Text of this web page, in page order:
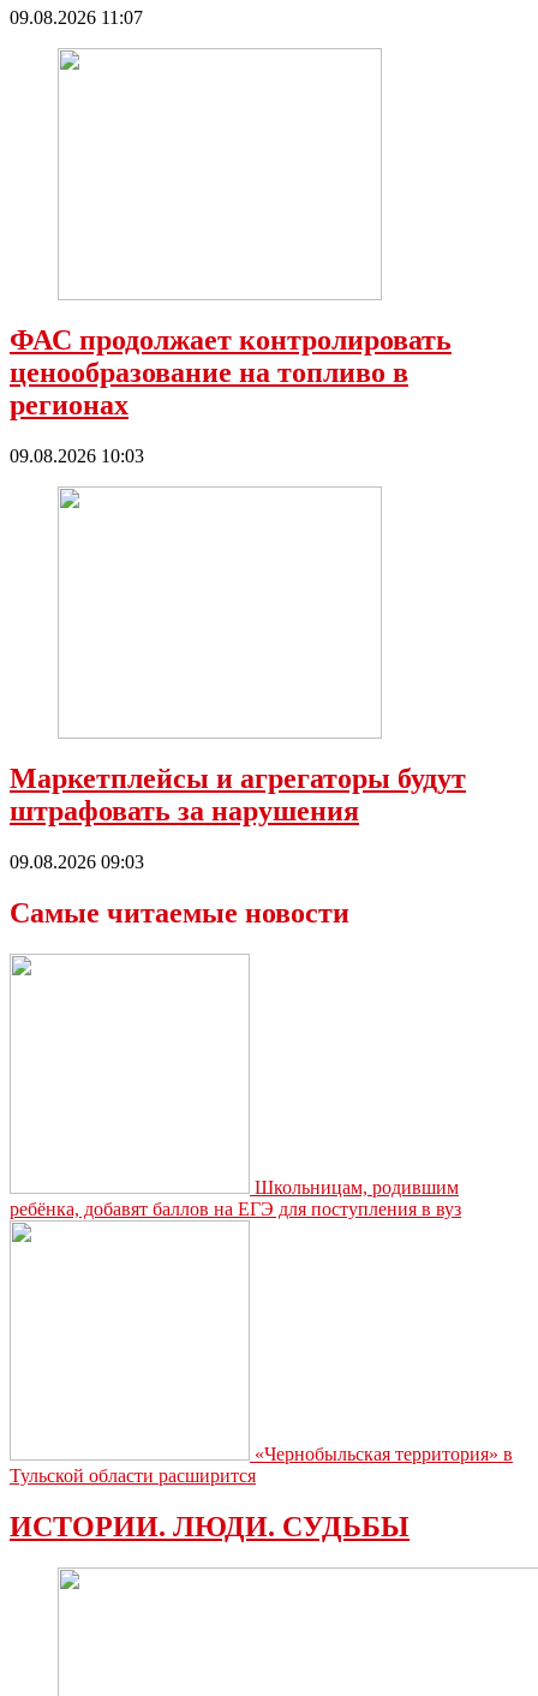
09.08.2026 11:07
ФАС продолжает контролировать
ценообразование на топливо в
регионах
09.08.2026 10:03
Маркетплейсы и агрегаторы будут
штрафовать за нарушения
09.08.2026 09:03
Самые читаемые новости
Школьницам, родившим
ребёнка, добавят баллов на ЕГЭ для поступления в вуз
«Чернобыльская территория» в
Тульской области расширится
ИСТОРИИ. ЛЮДИ. СУДЬБЫ